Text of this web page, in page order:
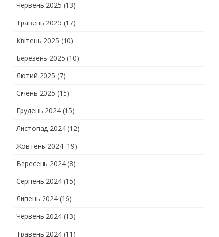
Червень 2025 (13)
Травень 2025 (17)
Квітень 2025 (10)
Березень 2025 (10)
Лютий 2025 (7)
Січень 2025 (15)
Грудень 2024 (15)
Листопад 2024 (12)
Жовтень 2024 (19)
Вересень 2024 (8)
Серпень 2024 (15)
Липень 2024 (16)
Червень 2024 (13)
Травень 2024 (11)